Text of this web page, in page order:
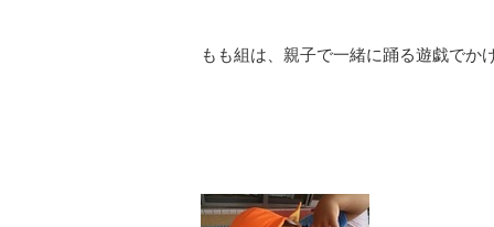
もも組は、親子で一緒に踊る遊戯でか